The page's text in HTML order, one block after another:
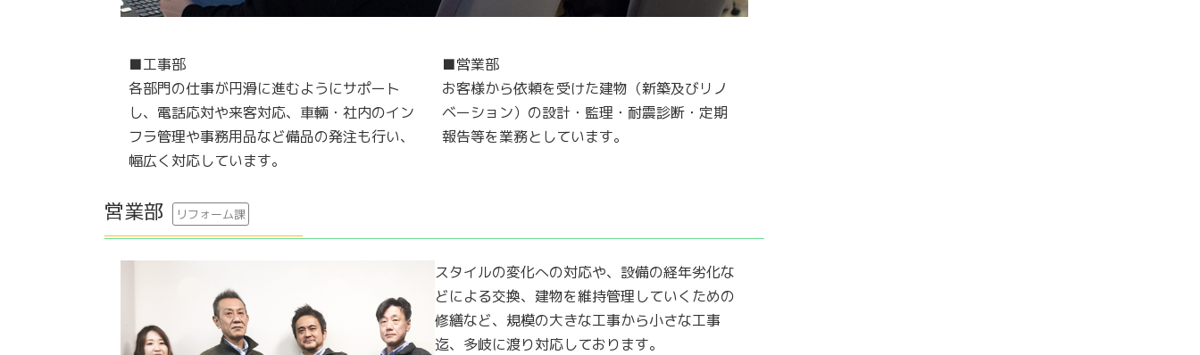
■工事部
各部門の仕事が円滑に進むようにサポート
し、電話応対や来客対応、車輛・社内のイン
フラ管理や事務用品など備品の発注も行い、
幅広く対応しています。
■営業部
お客様から依頼を受けた建物（新築及びリノ
ベーション）の設計・監理・耐震診断・定期
報告等を業務としています。
営業部 リフォーム課
スタイルの変化への対応や、設備の経年劣化な
どによる交換、建物を維持管理していくための
修繕など、規模の大きな工事から小さな工事
迄、多岐に渡り対応しております。